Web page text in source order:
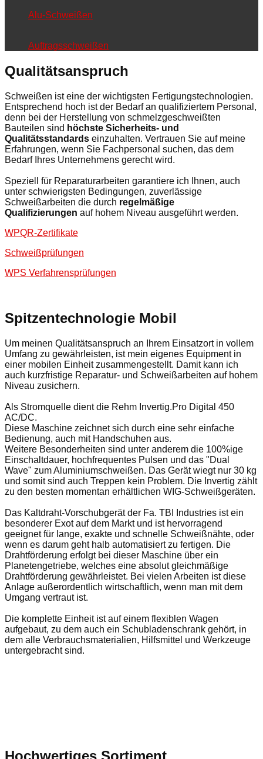
Alu-Schweißen
Auftragsschweißen
Qualitätsanspruch
Schweißen ist eine der wichtigsten Fertigungstechnologien.
Entsprechend hoch ist der Bedarf an qualifiziertem Personal,
denn bei der Herstellung von schmelzgeschweißten
Bauteilen sind höchste Sicherheits- und
Qualitätsstandards einzuhalten. Vertrauen Sie auf meine
Erfahrungen, wenn Sie Fachpersonal suchen, das dem
Bedarf Ihres Unternehmens gerecht wird.
Speziell für Reparaturarbeiten garantiere ich Ihnen, auch
unter schwierigsten Bedingungen, zuverlässige
Schweißarbeiten die durch regelmäßige
Qualifizierungen auf hohem Niveau ausgeführt werden.
WPQR-Zertifikate
Schweißprüfungen
WPS Verfahrensprüfungen
Spitzentechnologie Mobil
Um meinen Qualitätsanspruch an Ihrem Einsatzort in vollem
Umfang zu gewährleisten, ist mein eigenes Equipment in
einer mobilen Einheit zusammengestellt. Damit kann ich
auch kurzfristige Reparatur- und Schweißarbeiten auf hohem
Niveau zusichern.
Als Stromquelle dient die Rehm Invertig.Pro Digital 450
AC/DC.
Diese Maschine zeichnet sich durch eine sehr einfache
Bedienung, auch mit Handschuhen aus.
Weitere Besonderheiten sind unter anderem die 100%ige
Einschaltdauer, hochfrequentes Pulsen und das "Dual
Wave" zum Aluminiumschweißen. Das Gerät wiegt nur 30 kg
und somit sind auch Treppen kein Problem. Die Invertig zählt
zu den besten momentan erhältlichen WIG-Schweißgeräten.
Das Kaltdraht-Vorschubgerät der Fa. TBI Industries ist ein
besonderer Exot auf dem Markt und ist hervorragend
geeignet für lange, exakte und schnelle Schweißnähte, oder
wenn es darum geht halb automatisiert zu fertigen. Die
Drahtförderung erfolgt bei dieser Maschine über ein
Planetengetriebe, welches eine absolut gleichmäßige
Drahtförderung gewährleistet. Bei vielen Arbeiten ist diese
Anlage außerordentlich wirtschaftlich, wenn man mit dem
Umgang vertraut ist.
Die komplette Einheit ist auf einem flexiblen Wagen
aufgebaut, zu dem auch ein Schubladenschrank gehört, in
dem alle Verbrauchsmaterialien, Hilfsmittel und Werkzeuge
untergebracht sind.
Hochwertiges Sortiment